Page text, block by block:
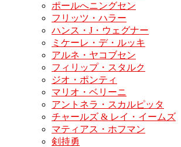
ポールへニングセン
フリッツ・ハラー
ハンス・J・ウェグナー
ミケーレ・デ・ルッキ
アルネ・ヤコブセン
フィリップ・スタルク
ジオ・ポンティ
マリオ・ベリーニ
アントネラ・スカルピッタ
チャールズ & レイ・イームズ
マティアス・ホフマン
剣持勇